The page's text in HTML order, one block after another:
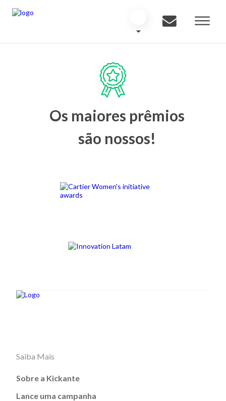
Os maiores prêmios
são nossos!
Saiba Mais
Sobre a Kickante
Lance uma campanha